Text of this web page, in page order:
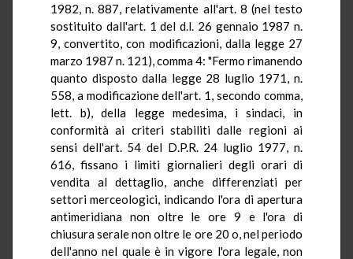
1982, n. 887, relativamente all'art. 8 (nel testo
sostituito dall'art. 1 del d.l. 26 gennaio 1987 n.
9, convertito, con modificazioni, dalla legge 27
marzo 1987 n. 121), comma 4: "Fermo rimanendo
quanto disposto dalla legge 28 luglio 1971, n.
558, a modificazione dell'art. 1, secondo comma,
lett. b), della legge medesima, i sindaci, in
conformità ai criteri stabiliti dalle regioni ai
sensi dell'art. 54 del D.P.R. 24 luglio 1977, n.
616, fissano i limiti giornalieri degli orari di
vendita al dettaglio, anche differenziati per
settori merceologici, indicando l'ora di apertura
antimeridiana non oltre le ore 9 e l'ora di
chiusura serale non oltre le ore 20 o, nel periodo
dell'anno nel quale è in vigore l'ora legale, non